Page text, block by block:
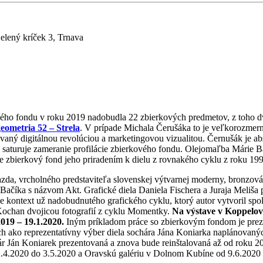
kríček 3, Trnava
fondu v roku 2019 nadobudla 22 zbierkových predmetov, z toho
52 – Strela. V prípade Michala Čerušáka to je
digitálnou revolúciou a marketingovou vizualitou. Černušák je
zameranie profilácie zbierkového fondu. Olejomaľba
fond jeho priradením k dielu z rovnakého cyklu z roku
vrcholného predstaviteľa slovenskej výtvarnej moderny,
s názvom Akt. Grafické diela Daniela Fischera a Juraja
kontext už nadobudnutého grafického cyklu, ktorý autor vytvoril
dvojicou fotografií z cyklu Momentky. Na výstave v
– 19.1.2020. Iným príkladom práce so zbierkovým fondom je
reprezentatívny výber diela sochára Jána Koniarka
Koniarek prezentovaná a znova bude reinštalovaná až od roku
do 3.5.2020 a Oravskú galériu v Dolnom Kubíne od